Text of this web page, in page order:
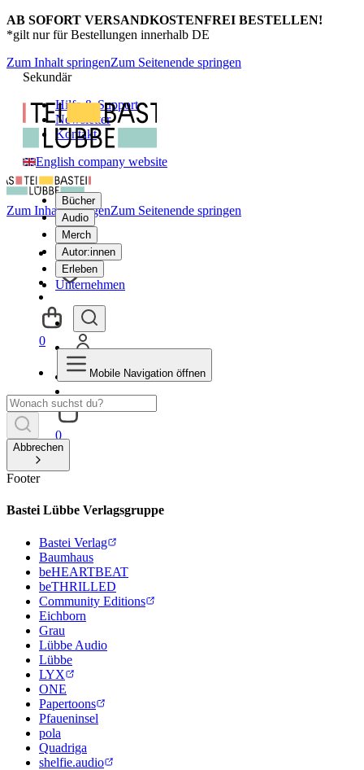
AB SOFORT VERSANDKOSTENFREI BESTELLEN!
*gilt nur für Bestellungen innerhalb DE
Zum Inhalt springenZum Seitenende springen
Sekundär
Hilfe & Support
Newsletter
Kontakt
English company website
Bücher
Audio
Merch
Autor:innen
Erleben
Unternehmen
0
Zum Inhalt springenZum Seitenende springen
0
Mobile Navigation öffnen
Abbrechen
Footer
Bastei Lübbe Verlagsgruppe
Bastei Verlag
Baumhaus
beHEARTBEAT
beTHRILLED
Community Editions
Eichborn
Grau
Lübbe Audio
Lübbe
LYX
ONE
Papertoons
Pfaueninsel
pola
Quadriga
shelfie.audio